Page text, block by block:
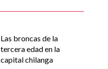
Las broncas de la
tercera edad en la
capital chilanga